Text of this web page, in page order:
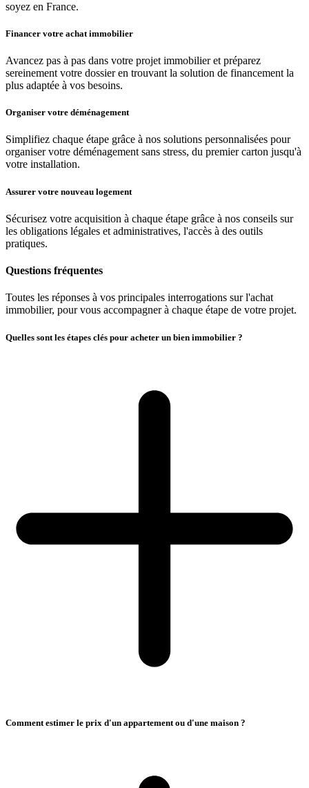
soyez en France.
Financer votre achat immobilier
Avancez pas à pas dans votre projet immobilier et préparez
sereinement votre dossier en trouvant la solution de financement la
plus adaptée à vos besoins.
Organiser votre déménagement
Simplifiez chaque étape grâce à nos solutions personnalisées pour
organiser votre déménagement sans stress, du premier carton jusqu'à
votre installation.
Assurer votre nouveau logement
Sécurisez votre acquisition à chaque étape grâce à nos conseils sur
les obligations légales et administratives, l'accès à des outils
pratiques.
Questions fréquentes
Toutes les réponses à vos principales interrogations sur l'achat
immobilier, pour vous accompagner à chaque étape de votre projet.
Quelles sont les étapes clés pour acheter un bien immobilier ?
Comment estimer le prix d'un appartement ou d'une maison ?